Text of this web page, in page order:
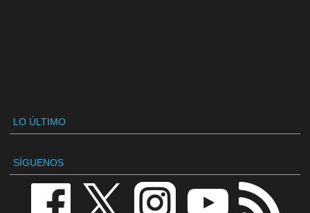
LO ÚLTIMO
SÍGUENOS